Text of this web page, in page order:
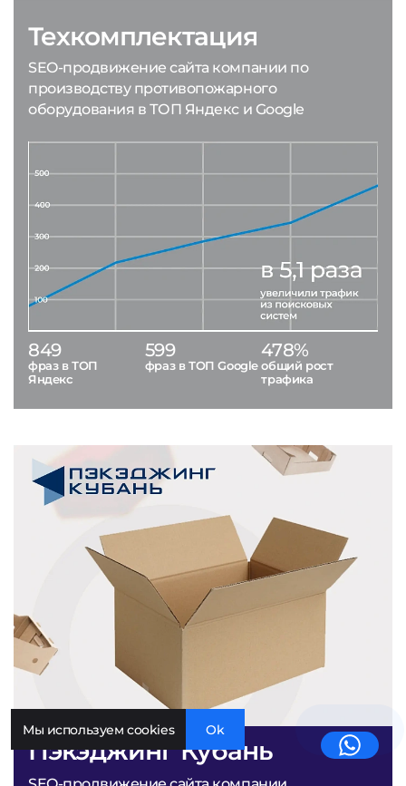
Пэкэджинг Кубань
Техкомплектация
SEO-продвижение сайта компании по
производству противопожарного
оборудования в ТОП Яндекс и Google
849
фраз в ТОП
Яндекс
599
фраз в ТОП Google
478%
общий рост
трафика
Мы используем cookies Ok